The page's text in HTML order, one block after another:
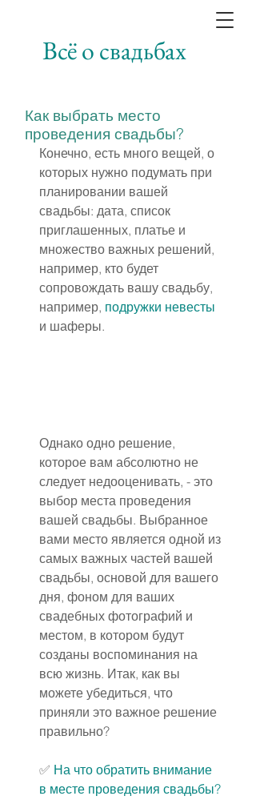
Всё о свадьбах
Как выбрать место
проведения свадьбы?
Конечно, есть много вещей, о
которых нужно подумать при
планировании вашей
свадьбы: дата, список
приглашенных, платье и
множество важных решений,
например, кто будет
сопровождать вашу свадьбу,
например, подружки невесты
и шаферы.
Однако одно решение,
которое вам абсолютно не
следует недооценивать, - это
выбор места проведения
вашей свадьбы. Выбранное
вами место является одной из
самых важных частей вашей
свадьбы, основой для вашего
дня, фоном для ваших
свадебных фотографий и
местом, в котором будут
созданы воспоминания на
всю жизнь. Итак, как вы
можете убедиться, что
приняли это важное решение
правильно?
✅ На что обратить внимание
в месте проведения свадьбы?